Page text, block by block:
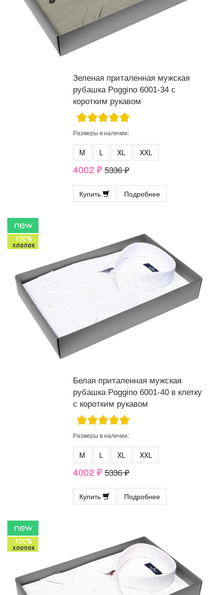
Зеленая приталенная мужская
рубашка Poggino 6001-34 с
коротким рукавом
Размеры в наличии:
M L XL XXL
4002 ₽ 5336 ₽
Купить Подробнее
Белая приталенная мужская
рубашка Poggino 6001-40 в клетку
с коротким рукавом
Размеры в наличии:
M L XL XXL
4002 ₽ 5336 ₽
Купить Подробнее